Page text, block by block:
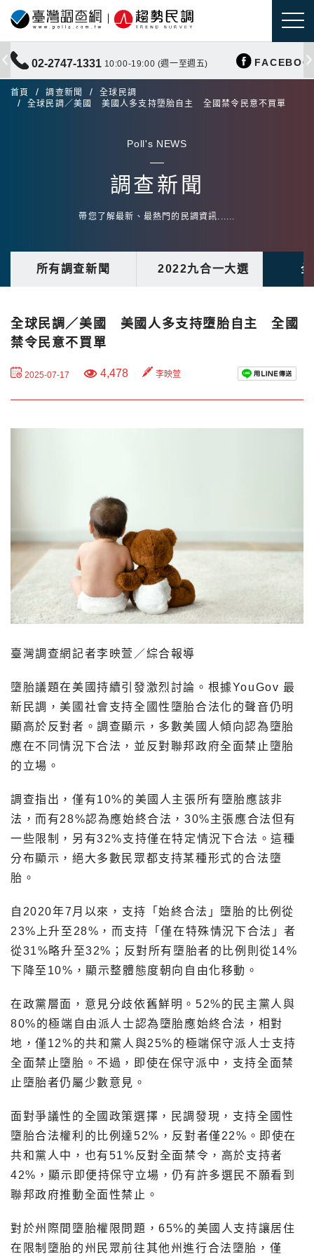
02-2747-1331 10:00-19:00 (週一至週五)
首頁 調查新聞
全球民調
全球民調／美國 美國人多支持墮胎自主 全國禁令民意不買單
Poll's NEWS
調查新聞
帶您了解最新、最熱門的民調資訊......
所有調查新聞 2022九合一大選
全球民調／美國 美國人多支持墮胎自主 全國
禁令民意不買單
2025-07-17 4,478 李映萱
臺灣調查網記者李映萱／綜合報導
墮胎議題在美國持續引發激烈討論。根據YouGov 最
新民調，美國社會支持全國性墮胎合法化的聲音仍明
顯高於反對者。調查顯示，多數美國人傾向認為墮胎
應在不同情況下合法，並反對聯邦政府全面禁止墮胎
的立場。
調查指出，僅有10%的美國人主張所有墮胎應該非
法，而有28%認為應始終合法，30%主張應合法但有
一些限制，另有32%支持僅在特定情況下合法。這種
分布顯示，絕大多數民眾都支持某種形式的合法墮
胎。
自2020年7月以來，支持「始終合法」墮胎的比例從
23%上升至28%，而支持「僅在特殊情況下合法」者
從31%略升至32%；反對所有墮胎者的比例則從14%
下降至10%，顯示整體態度朝向自由化移動。
在政黨層面，意見分歧依舊鮮明。52%的民主黨人與
80%的極端自由派人士認為墮胎應始終合法，相對
地，僅12%的共和黨人與25%的極端保守派人士支持
全面禁止墮胎。不過，即使在保守派中，支持全面禁
止墮胎者仍屬少數意見。
面對爭議性的全國政策選擇，民調發現，支持全國性
墮胎合法權利的比例達52%，反對者僅22%。即使在
共和黨人中，也有51%反對全面禁令，高於支持者
42%，顯示即便持保守立場，仍有許多選民不願看到
聯邦政府推動全面性禁止。
對於州際間墮胎權限問題，65%的美國人支持讓居住
在限制墮胎的州民眾前往其他州進行合法墮胎，僅